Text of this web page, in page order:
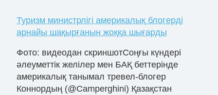
Туризм министрлігі америкалық блогерді
арнайы шақырғанын жоққа шығарды
Фото: видеодан скриншотСоңғы күндері
әлеуметтік желілер мен БАҚ беттерінде
америкалық танымал тревел-блогер
Коннордың (@Camperghini) Қазақстан